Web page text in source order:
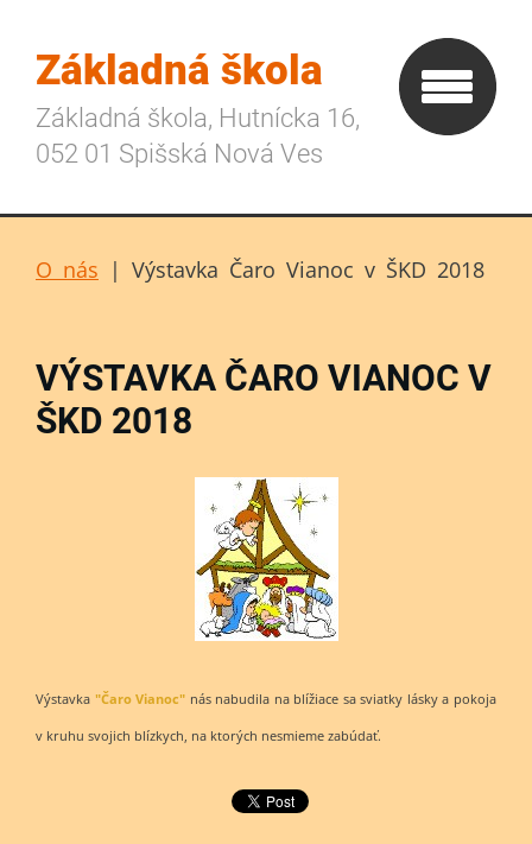
Základná škola
Základná škola, Hutnícka 16,
052 01 Spišská Nová Ves
O nás | Výstavka Čaro Vianoc v ŠKD 2018
VÝSTAVKA ČARO VIANOC V
ŠKD 2018
Výstavka "Čaro Vianoc" nás nabudila na blížiace sa sviatky lásky a pokoja
v kruhu svojich blízkych, na ktorých nesmieme zabúdať.